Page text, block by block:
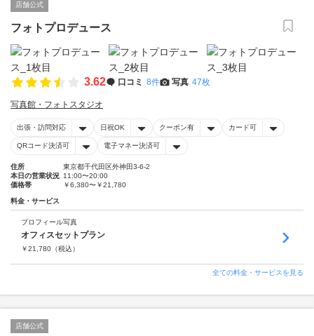
店舗公式
フォトプロデュース
3.62 口コミ 8件 写真 47枚
写真館・フォトスタジオ
出張・訪問対応 日祝OK クーポン有 カード可
QRコード決済可 電子マネー決済可
住所
東京都千代田区外神田3-6-2
本日の営業状況 11:00〜20:00
価格帯
￥6,380〜￥21,780
料金・サービス
プロフィール写真
オフィスセットプラン
￥21,780 （税込）
全ての料金・サービスを見る
店舗公式